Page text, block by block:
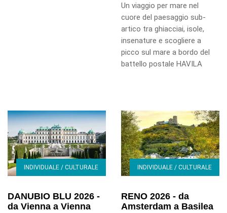
Un viaggio per mare nel
cuore del paesaggio sub-
artico tra ghiacciai, isole,
insenature e scogliere a
picco sul mare a bordo del
battello postale HAVILA
INDIVIDUALE / CULTURALE
DANUBIO BLU 2026 -
da Vienna a Vienna
INDIVIDUALE / CULTURALE
RENO 2026 - da
Amsterdam a Basilea